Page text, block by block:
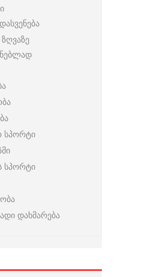
სპორტი
სპორტი
დახმარება